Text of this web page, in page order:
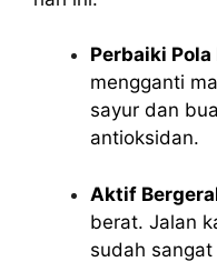
Perbaiki Pola
mengganti
sayur dan
antioksidan.
Aktif
berat. Jalan
sudah